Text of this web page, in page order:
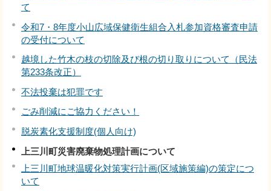
て
令和7・8年度小山広域保健衛生組合入札参加資格審査申請
の受付について
越境した竹木の枝の切除及び根の切り取りについて（民法
第233条改正）
不法投棄は犯罪です
ごみ削減にご協力ください！
脱炭素化支援制度(個人向け)
上三川町災害廃棄物処理計画について
上三川町地球温暖化対策実行計画(区域施策編)の策定につ
いて